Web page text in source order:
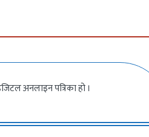
अनलाइन पत्रिका हो ।